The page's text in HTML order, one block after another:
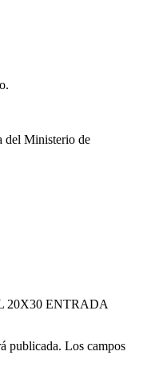
del Ministerio de
20X30 ENTRADA
publicada. Los campos